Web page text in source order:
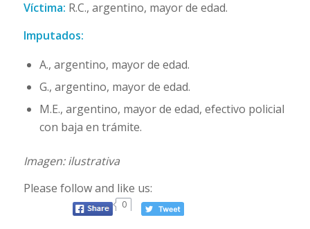
Víctima: R.C., argentino, mayor de edad.
Imputados:
A., argentino, mayor de edad.
G., argentino, mayor de edad.
M.E., argentino, mayor de edad, efectivo policial
con baja en trámite.
Imagen: ilustrativa
Please follow and like us:
0